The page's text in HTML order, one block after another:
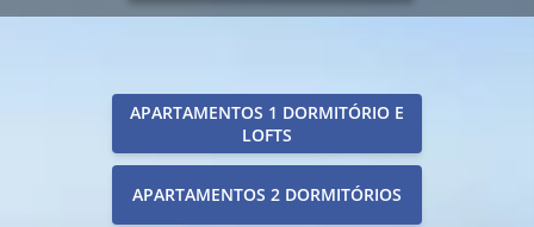
APARTAMENTOS 1 DORMITÓRIO E
LOFTS
APARTAMENTOS 2 DORMITÓRIOS